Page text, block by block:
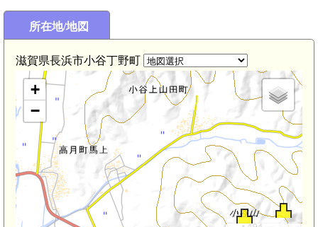
所在地/地図
滋賀県長浜市小谷丁野町
+
−